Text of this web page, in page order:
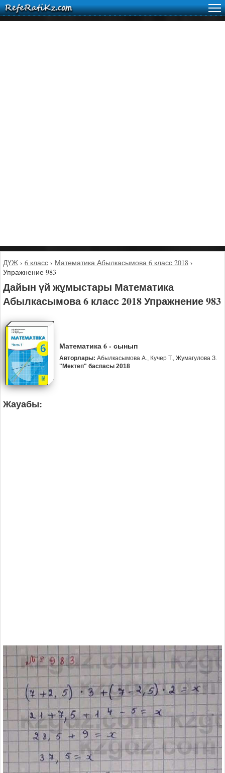
ДҮЖ › 6 класс › Математика Абылкасымова 6 класс 2018 ›
Упражнение 983
Дайын үй жұмыстары Математика
Абылкасымова 6 класс 2018 Упражнение 983
Математика 6 - сынып
Авторлары: Абылкасымова А., Кучер Т., Жумагулова З.
"Мектеп" баспасы 2018
Жауабы: